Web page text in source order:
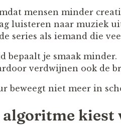
mensen minder
luisteren naar muziek
series als iemand die
bepaalt je smaak minder.
verdwijnen ook de
beweegt niet meer in
algoritme kiest